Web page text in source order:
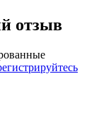
отзыв